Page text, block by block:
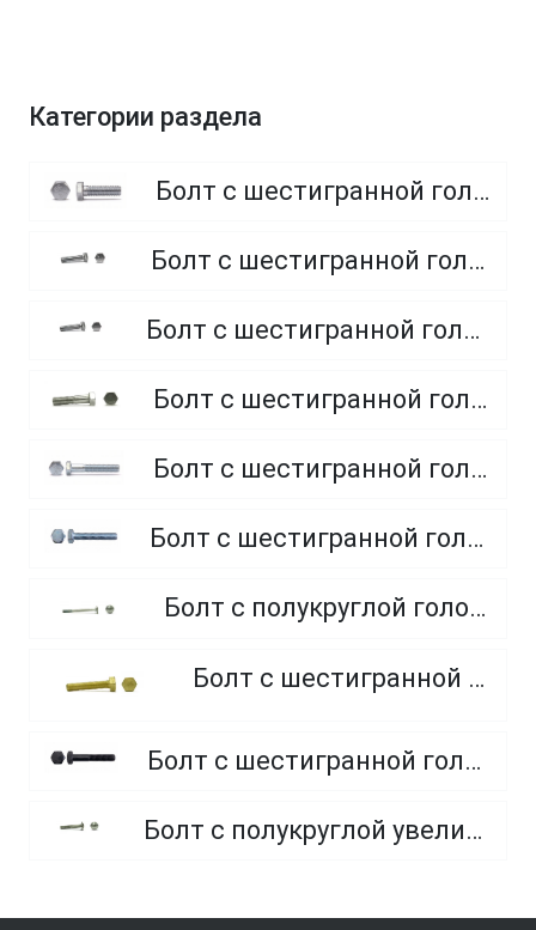
Категории раздела
Болт с шестигранной головкой, полная резьба, класс прочности 8.8
Болт с шестигранной головкой, полная резьба, класс прочности 4.8 и 5.8
Болт с шестигранной головкой, полная резьба, из нержавеющей стали A2 и A4
Болт с шестигранной головкой, неполная резьба, класс прочности 5.8
Болт с шестигранной головкой, неполная резьба, класс прочности 8.8
Болт с шестигранной головкой, полная резьба, класс прочности 10.9 и 12.9
Болт с полукруглой головкой и квадратным подголовником
Болт с шестигранной головкой, из латуни
Болт с шестигранной головкой, неполная резьба, класс прочности 10.9 и 12.9
Болт с полукруглой увеличенной головкой и усом класса точности C (мебельный)